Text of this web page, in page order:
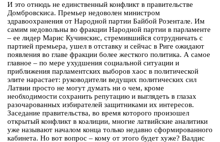
И это отнюдь не единственный конфликт в правительстве
Домбровскиса. Премьер недоволен министром
здравоохранения от Народной партии Байбой Розентале. Им
самим недовольны во фракции Народной партии в парламенте
– ее лидер Марис Кучинскис, стремившийся сотрудничать с
партией премьера, ушел в отставку и сейчас в Риге ожидают
появления во главе фракции более жесткого политика. А самое
главное – по мере ухудшения социальной ситуации и
приближения парламентских выборов хаос в политической
элите нарастает: руководители ведущих политических сил
Латвии просто не могут думать ни о чем, кроме
необходимости сохранить репутацию и выглядеть в глазах
разочарованных избирателей защитниками их интересов.
Заседание правительства, во время которого произошел
открытый конфликт в коалиции, многие латвийские аналитики
уже называют началом конца только недавно сформированного
кабинета. Но вот вопрос – кому от этого будет хуже? Валдис